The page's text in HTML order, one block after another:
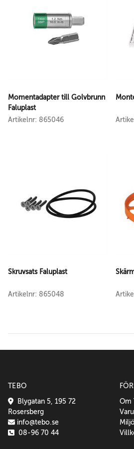
Momentadapter till Golvbrunn
Faluplast
Artikelnr: 865046
Skruvsats Faluplast
Artikelnr: 865048
TEBO
Blygatan 5, 195 72
Rosersberg
info@tebo.se
08-96 70 44
Om